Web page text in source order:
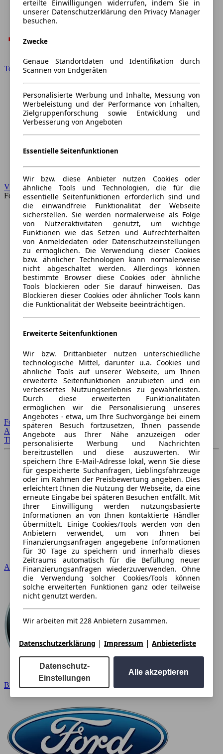
Toyota
VW
Forum
Forum Startseite
Alle Auto-Foren
Themen-Forum
Audi
BMW
erteilte Einwilligungen widerrufen, indem Sie in
unserer Datenschutzerklärung den Privacy Manager
besuchen.
Zwecke
Genaue Standortdaten und Identifikation durch
Scannen von Endgeräten
Personalisierte Werbung und Inhalte, Messung von
Werbeleistung und der Performance von Inhalten,
Zielgruppenforschung sowie Entwicklung und
Verbesserung von Angeboten
Essentielle Seitenfunktionen
Wir bzw. diese Anbieter nutzen Cookies oder
ähnliche Tools und Technologien, die für die
essentielle Seitenfunktionen erforderlich sind und
die einwandfreie Funktionalität der Webseite
sicherstellen. Sie werden normalerweise als Folge
von Nutzeraktivitäten genutzt, um wichtige
Funktionen wie das Setzen und Aufrechterhalten
von Anmeldedaten oder Datenschutzeinstellungen
zu ermöglichen. Die Verwendung dieser Cookies
bzw. ähnlicher Technologien kann normalerweise
nicht abgeschaltet werden. Allerdings können
bestimmte Browser diese Cookies oder ähnliche
Tools blockieren oder Sie darauf hinweisen. Das
Blockieren dieser Cookies oder ähnlicher Tools kann
die Funktionalität der Webseite beeinträchtigen.
Erweiterte Seitenfunktionen
Wir bzw. Drittanbieter nutzen unterschiedliche
technologische Mittel, darunter u.a. Cookies und
ähnliche Tools auf unserer Webseite, um Ihnen
erweiterte Seitenfunktionen anzubieten und ein
verbessertes Nutzungserlebnis zu gewährleisten.
Durch diese erweiterten Funktionalitäten
ermöglichen wir die Personalisierung unseres
Angebotes - etwa, um Ihre Suchvorgänge bei einem
späteren Besuch fortzusetzen, Ihnen passende
Angebote aus Ihrer Nähe anzuzeigen oder
personalisierte Werbung und Nachrichten
bereitzustellen und diese auszuwerten. Wir
speichern Ihre E-Mail-Adresse lokal, wenn Sie diese
für gespeicherte Suchanfragen, Lieblingsfahrzeuge
oder im Rahmen der Preisbewertung angeben. Dies
erleichtert Ihnen die Nutzung der Webseite, da eine
erneute Eingabe bei späteren Besuchen entfällt. Mit
Ihrer Einwilligung werden nutzungsbasierte
Informationen an von Ihnen kontaktierte Händler
übermittelt. Einige Cookies/Tools werden von den
Anbietern verwendet, um von Ihnen bei
Finanzierungsanfragen angegebene Informationen
für 30 Tage zu speichern und innerhalb dieses
Zeitraums automatisch für die Befüllung neuer
Finanzierungsanfragen wiederzuverwenden. Ohne
die Verwendung solcher Cookies/Tools können
solche erweiterten Funktionen ganz oder teilweise
nicht genutzt werden.
Wir arbeiten mit 228 Anbietern zusammen.
Datenschutzerklärung | Impressum | Anbieterliste
Datenschutz-
Einstellungen
Alle akzeptieren